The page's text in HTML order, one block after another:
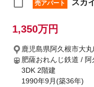
売アパート スカ
1,350万円
鹿児島県阿久根市大
肥薩おれんじ鉄道 / 阿
3DK 2階建
1990年9月(築36年)